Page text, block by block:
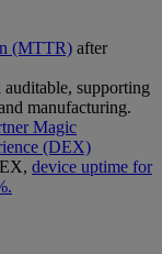
(MTTR) after
auditable, supporting
manufacturing.
Magic
(DEX)
device uptime for